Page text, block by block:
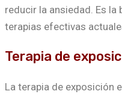
reducir la ansiedad. Es la
terapias efectivas
Terapia de
La terapia de exposición